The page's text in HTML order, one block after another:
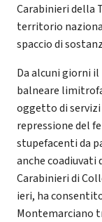
Carabinieri della
territorio
spaccio di
Da alcuni giorni
balneare
oggetto di
repressione del
stupefacenti da
anche coadiuvati
Carabinieri di
ieri, ha
Montemarciano